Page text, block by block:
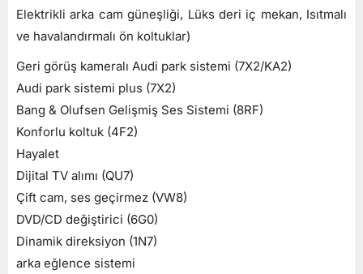
Elektrikli arka cam güneşliği, Lüks deri iç mekan, Isıtmalı
ve havalandırmalı ön koltuklar)
Geri görüş kameralı Audi park sistemi (7X2/KA2)
Audi park sistemi plus (7X2)
Bang & Olufsen Gelişmiş Ses Sistemi (8RF)
Konforlu koltuk (4F2)
Hayalet
Dijital TV alımı (QU7)
Çift cam, ses geçirmez (VW8)
DVD/CD değiştirici (6G0)
Dinamik direksiyon (1N7)
arka eğlence sistemi